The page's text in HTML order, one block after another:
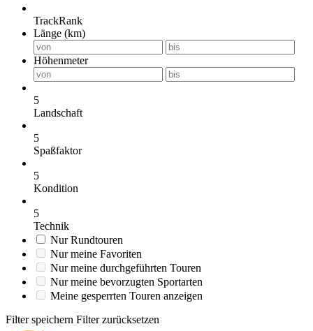
TrackRank
Länge (km)
Höhenmeter
5
Landschaft
5
Spaßfaktor
5
Kondition
5
Technik
Nur Rundtouren
Nur meine Favoriten
Nur meine durchgeführten Touren
Nur meine bevorzugten Sportarten
Meine gesperrten Touren anzeigen
Filter speichern Filter zurücksetzen